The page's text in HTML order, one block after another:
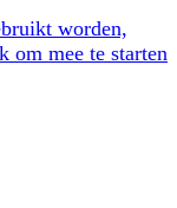
worden,
mee te starten